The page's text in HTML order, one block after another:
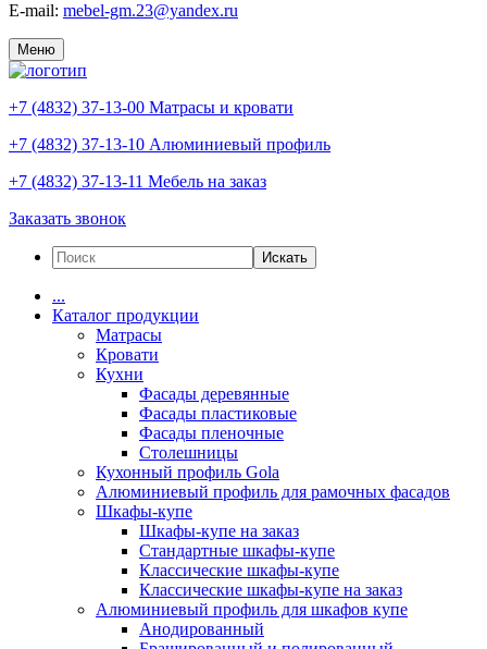
E-mail: mebel-gm.23@yandex.ru
Меню
+7 (4832) 37-13-00 Матрасы и кровати
+7 (4832) 37-13-10 Алюминиевый профиль
+7 (4832) 37-13-11 Мебель на заказ
Заказать звонок
Искать
...
Каталог продукции
Матрасы
Кровати
Кухни
Фасады деревянные
Фасады пластиковые
Фасады пленочные
Столешницы
Кухонный профиль Gola
Алюминиевый профиль для рамочных фасадов
Шкафы-купе
Шкафы-купе на заказ
Стандартные шкафы-купе
Классические шкафы-купе
Классические шкафы-купе на заказ
Алюминиевый профиль для шкафов купе
Анодированный